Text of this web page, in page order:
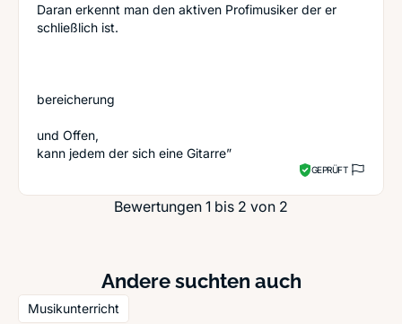
Daran erkennt man den aktiven Profimusiker der er
schließlich ist.
bereicherung
und Offen,
kann jedem der sich eine Gitarre”
GEPRÜFT
Bewertungen 1 bis 2 von 2
Andere suchten auch
Musikunterricht